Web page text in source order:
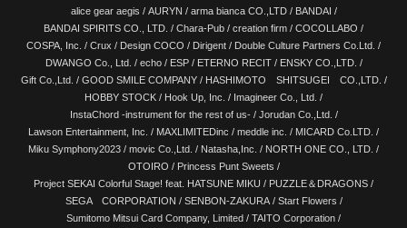
alice gear aegis / AURYN / arma bianca CO.,LTD/ BANDAI /
BANDAI SPIRITS CO., LTD. / Chara-Pub / creation firm / COCOLLABO /
COSPA, Inc. / Crux / Design COCO / Dirigent / Double Culture Partners Co.Ltd. /
DWANGO Co., Ltd. / echo/ ESP/ ETERNO RECIT/ ENSKY CO.,LTD. /
Gift Co.,Ltd. / GOOD SMILE COMPANY/ HASHIMOTO SHITSUGEI CO.,LTD. /
HOBBY STOCK / Hook Up, Inc. / Imagineer Co., Ltd. /
InstaChord -instrument for the rest of us-/ Jorudan Co.,Ltd. /
Lawson Entertainment, Inc. / MAXLIMITEDinc / meddle inc. / MICARD Co.LTD. /
Miku Symphony2023 / movic Co.,Ltd. / Natasha,Inc. / NORTH ONE CO., LTD. /
OTOIRO / Princess Punt Sweets /
Project SEKAI Colorful Stage! feat. HATSUNE MIKU / PUZZLE＆DRAGONS /
SEGA CORPORATION / SENBON-ZAKURA/ Start Flowers /
Sumitomo Mitsui Card Company, Limited / TAITO Corporation /